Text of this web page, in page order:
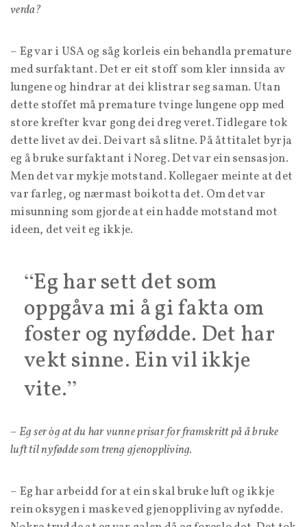
verda?
– Eg var i USA og såg korleis ein behandla premature
med surfaktant. Det er eit stoff som kler innsida av
lungene og hindrar at dei klistrar seg saman. Utan
dette stoffet må premature tvinge lungene opp med
store krefter kvar gong dei dreg veret. Tidlegare tok
dette livet av dei. Dei vart så slitne. På åttitalet byrja
eg å bruke surfaktant i Noreg. Det var ein sensasjon.
Men det var mykje motstand. Kollegaer meinte at det
var farleg, og nærmast boikotta det. Om det var
misunning som gjorde at ein hadde motstand mot
ideen, det veit eg ikkje.
Eg har sett det som
oppgåva mi å gi fakta om
foster og nyfødde. Det har
vekt sinne. Ein vil ikkje
vite.
– Eg ser òg at du har vunne prisar for framskritt på å bruke
luft til nyfødde som treng gjenoppliving.
– Eg har arbeidd for at ein skal bruke luft og ikkje
rein oksygen i maske ved gjenoppliving av nyfødde.